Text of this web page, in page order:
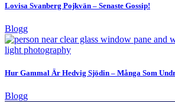
Lovisa Svanberg Pojkvän – Senaste Gossip!
Blogg
Hur Gammal Är Hedvig Sjödin – Många Som
Blogg